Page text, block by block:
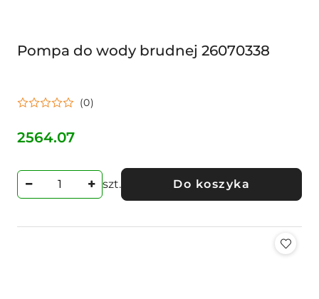
Pompa do wody brudnej 26070338
(0)
Cena:
2564.07
szt. Do koszyka